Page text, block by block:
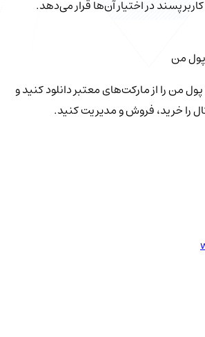
در اختیار آن‌ها قرار می‌دهد.
من
من را از مارکت‌های معتبر دانلود کنید و
را خرید، فروش و مدیریت کنید.